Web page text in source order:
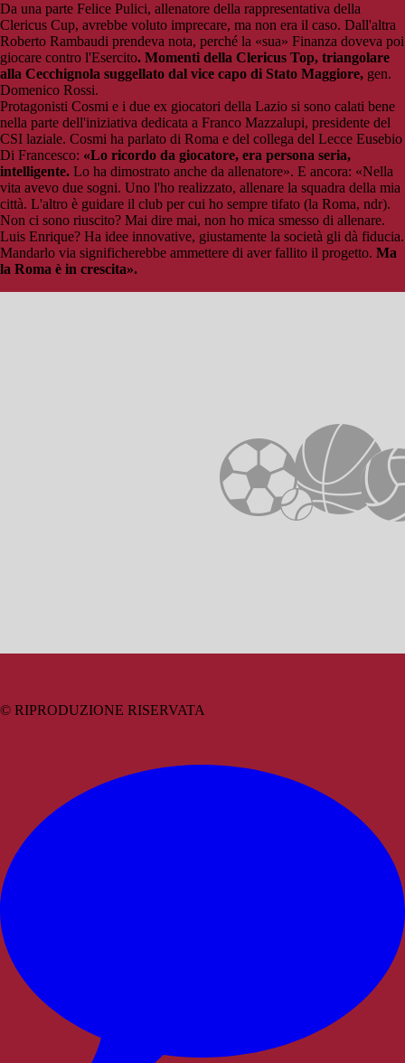
Da una parte Felice Pulici, allenatore della rappresentativa della
Clericus Cup, avrebbe voluto imprecare, ma non era il caso. Dall'altra
Roberto Rambaudi prendeva nota, perché la «sua» Finanza doveva poi
giocare contro l'Esercito. Momenti della Clericus Top, triangolare
alla Cecchignola suggellato dal vice capo di Stato Maggiore, gen.
Domenico Rossi.
Protagonisti Cosmi e i due ex giocatori della Lazio si sono calati bene
nella parte dell'iniziativa dedicata a Franco Mazzalupi, presidente del
CSI laziale. Cosmi ha parlato di Roma e del collega del Lecce Eusebio
Di Francesco: «Lo ricordo da giocatore, era persona seria,
intelligente. Lo ha dimostrato anche da allenatore». E ancora: «Nella
vita avevo due sogni. Uno l'ho realizzato, allenare la squadra della mia
città. L'altro è guidare il club per cui ho sempre tifato (la Roma, ndr).
Non ci sono riuscito? Mai dire mai, non ho mica smesso di allenare.
Luis Enrique? Ha idee innovative, giustamente la società gli dà fiducia.
Mandarlo via significherebbe ammettere di aver fallito il progetto. Ma
la Roma è in crescita».
© RIPRODUZIONE RISERVATA